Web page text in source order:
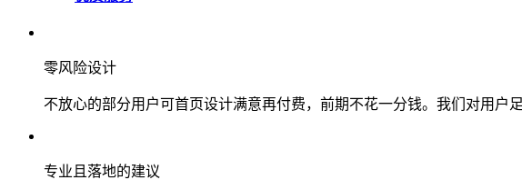
零风险设计
不放心的部分用户可首页设计满意再付费，前期不花一分钱。我们对用户
专业且落地的建议